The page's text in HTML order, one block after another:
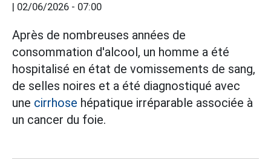
| 02/06/2026 - 07:00
Après de nombreuses années de
consommation d'alcool, un homme a été
hospitalisé en état de vomissements de sang,
de selles noires et a été diagnostiqué avec
une cirrhose hépatique irréparable associée à
un cancer du foie.